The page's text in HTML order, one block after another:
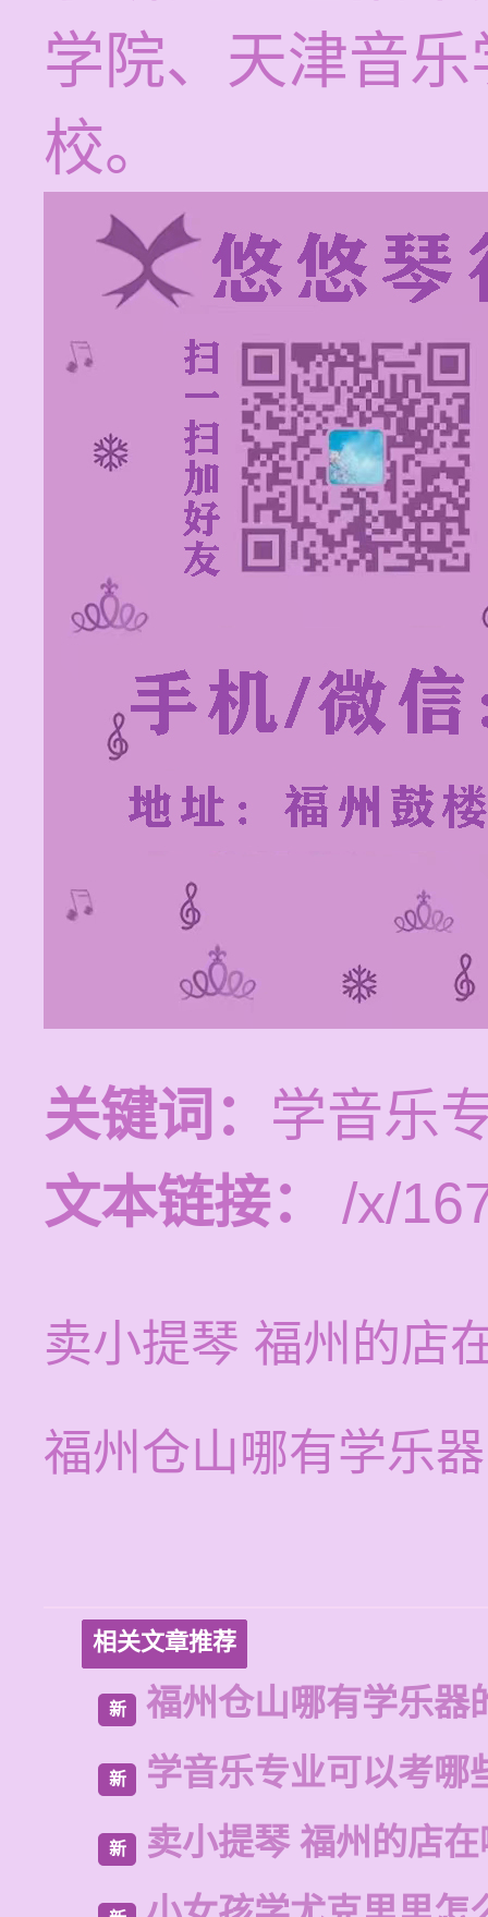
学院、天津音
校。
关键词： 学音乐
文本链接：
/x/
卖小提琴 福州的店
福州仓山哪有学乐
相关文章推荐
新 福州仓山哪有学乐器
新 学音乐专业可以考哪
新 卖小提琴 福州的店